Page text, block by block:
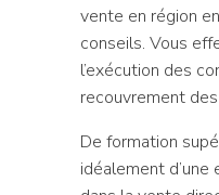
vente en région
conseils. Vous
l’exécution des
recouvrement
De formation
idéalement